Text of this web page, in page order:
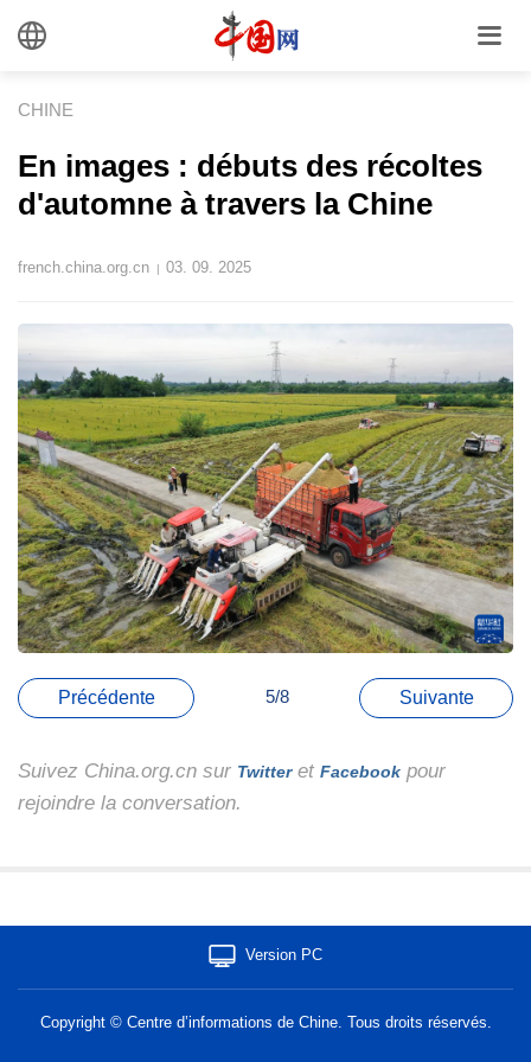
CHINE
En images : débuts des récoltes
d'automne à travers la Chine
french.china.org.cn | 03. 09. 2025
Précédente 5/8 Suivante
Suivez China.org.cn sur Twitteret Facebook pour
rejoindre la conversation.
Version PC
Copyright © Centre d’informations de Chine. Tous droits réservés.